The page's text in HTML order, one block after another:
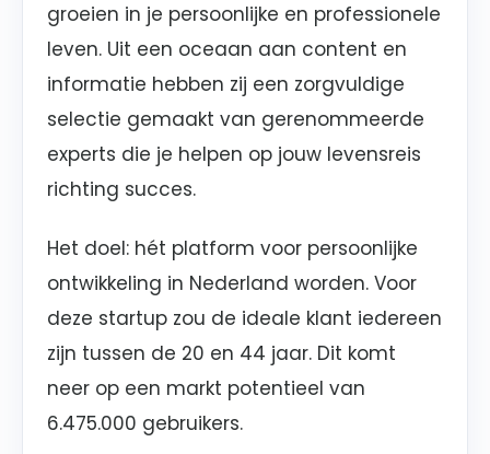
groeien in je persoonlijke en professionele
leven. Uit een oceaan aan content en
informatie hebben zij een zorgvuldige
selectie gemaakt van gerenommeerde
experts die je helpen op jouw levensreis
richting succes.
Het doel: hét platform voor persoonlijke
ontwikkeling in Nederland worden. Voor
deze startup zou de ideale klant iedereen
zijn tussen de 20 en 44 jaar. Dit komt
neer op een markt potentieel van
6.475.000 gebruikers.